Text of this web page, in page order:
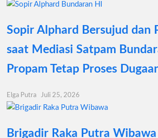
Sopir Alphard Bersujud dan
saat Mediasi Satpam
Propam Tetap Proses
Elga Putra Juli 25, 2026
Brigadir Raka Putra